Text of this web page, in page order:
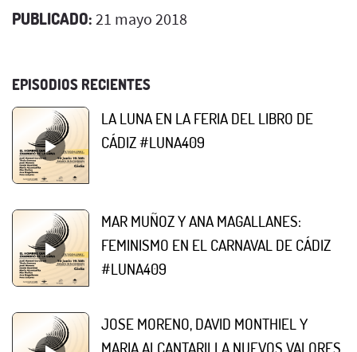
PUBLICADO: 21 mayo 2018
EPISODIOS RECIENTES
LA LUNA EN LA FERIA DEL LIBRO DE
CÁDIZ #LUNA409
MAR MUÑOZ Y ANA MAGALLANES:
FEMINISMO EN EL CARNAVAL DE CÁDIZ
#LUNA409
JOSE MORENO, DAVID MONTHIEL Y
MARIA ALCANTARILLA NUEVOS VALORES